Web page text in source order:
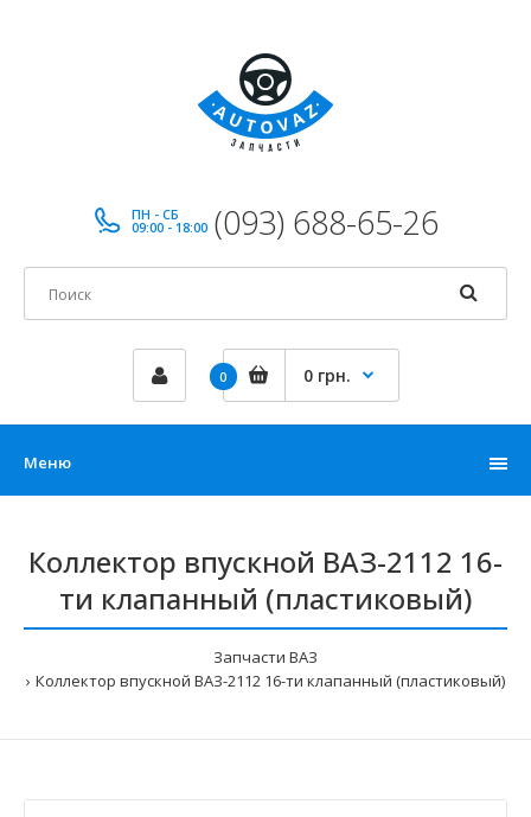
ПН - СБ
09:00 - 18:00 (093) 688-65-26
0 0 грн.
Меню
Коллектор впускной ВАЗ-2112 16-
ти клапанный (пластиковый)
Запчасти ВАЗ
Коллектор впускной ВАЗ-2112 16-ти клапанный (пластиковый)